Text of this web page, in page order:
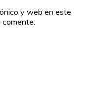
y web en este